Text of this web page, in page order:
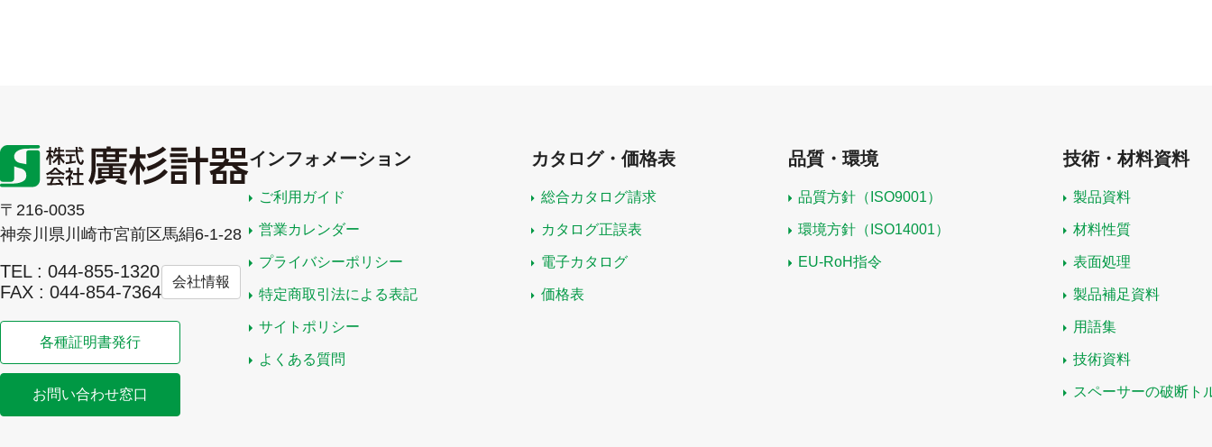
〒216-0035
神奈川県川崎市宮前区馬絹6-1-28
TEL : 044-855-1320
FAX : 044-854-7364
会社情報
各種証明書発行
お問い合わせ窓口
インフォメーション
ご利用ガイド
営業カレンダー
プライバシーポリシー
特定商取引法による表記
サイトポリシー
よくある質問
カタログ・価格表
総合カタログ請求
カタログ正誤表
電子カタログ
価格表
品質・環境
品質方針（ISO9001）
環境方針（ISO14001）
EU-RoH指令
技術・材料資料
製品資料
材料性質
表面処理
製品補足資料
用語集
技術資料
スペーサーの破断ト